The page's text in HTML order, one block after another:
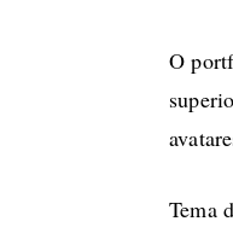
O
Tema